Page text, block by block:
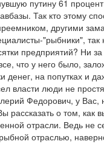
путину 61
Так кто этому
другими
"рыбники",
предприятий? Ни
что у него было,
денег, на попутках и
власти люди не
Федорович, у
рассказать о том,
отрасли. Ведь не
отраслью,